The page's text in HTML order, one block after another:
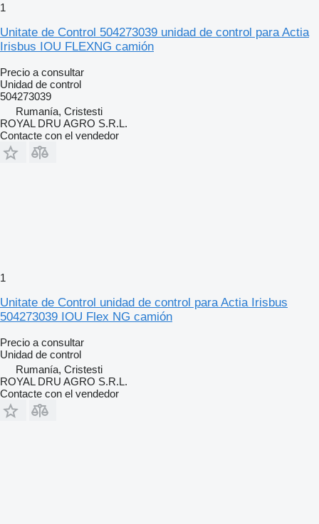
1
Unitate de Control 504273039 unidad de control para Actia
Irisbus IOU FLEXNG camión
Precio a consultar
Unidad de control
504273039
Rumanía, Cristesti
ROYAL DRU AGRO S.R.L.
Contacte con el vendedor
1
Unitate de Control unidad de control para Actia Irisbus
504273039 IOU Flex NG camión
Precio a consultar
Unidad de control
Rumanía, Cristesti
ROYAL DRU AGRO S.R.L.
Contacte con el vendedor